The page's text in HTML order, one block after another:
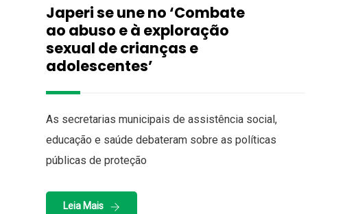
Japeri se une no ‘Combate
ao abuso e à exploração
sexual de crianças e
adolescentes’
As secretarias municipais de assistência social,
educação e saúde debateram sobre as políticas
públicas de proteção
Leia Mais